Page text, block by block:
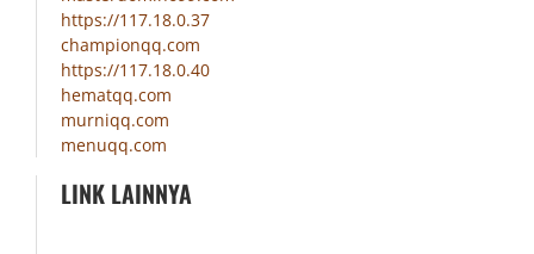
https://117.18.0.37
championqq.com
https://117.18.0.40
hematqq.com
murniqq.com
menuqq.com
LINK LAINNYA